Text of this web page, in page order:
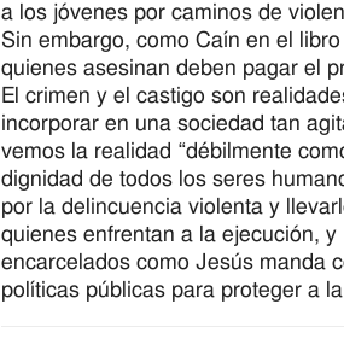
a los jóvenes por caminos de
Sin embargo, como Caín en el
quienes asesinan deben pagar el
El crimen y el castigo son
incorporar en una sociedad tan
vemos la realidad “débilmente
dignidad de todos los seres
por la delincuencia violenta y
quienes enfrentan a la ejecución,
encarcelados como Jesús manda
políticas públicas para proteger a